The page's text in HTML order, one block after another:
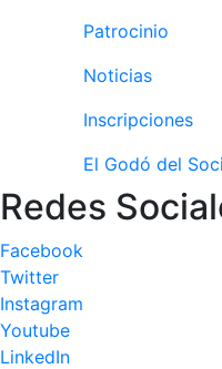
Patrocinio
Noticias
Inscripciones
El Godó del
Redes
Facebook
Twitter
Instagram
Youtube
LinkedIn